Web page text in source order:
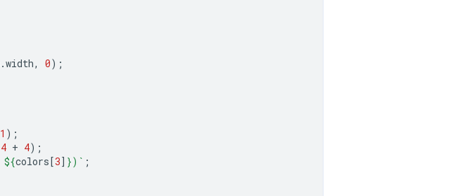
.width, 0);
1 );
4 + 4);
${colors[3] })` ;